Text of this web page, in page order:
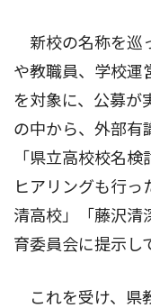
新校の名称を巡
や教職員、学校運
を対象に、公募が
の中から、外部有
「県立高校校名
ヒアリングも行
清高校」「藤沢清
育委員会に提示し
これを受け、県